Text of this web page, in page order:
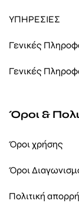
ΥΠΗΡΕΣΙΕΣ
Γενικές
Γενικές
Όροι &
Όροι χρήσης
Όροι
Πολιτική